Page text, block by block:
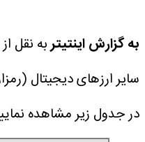
به گزارش اینتیتربه نقل
در جدول زیر مشاهده